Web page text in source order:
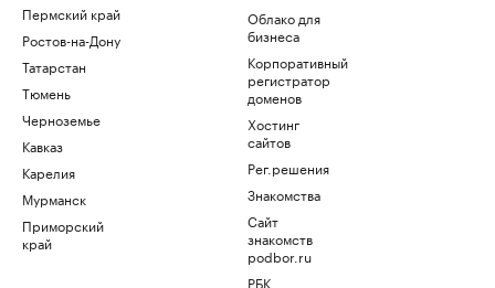
Пермский край
Ростов-на-Дону
Татарстан
Тюмень
Черноземье
Кавказ
Карелия
Мурманск
Приморский
край
Облако для
бизнеса
Корпоративный
регистратор
доменов
Хостинг
сайтов
Рег.решения
Знакомства
Сайт
знакомств
podbor.ru
РБК